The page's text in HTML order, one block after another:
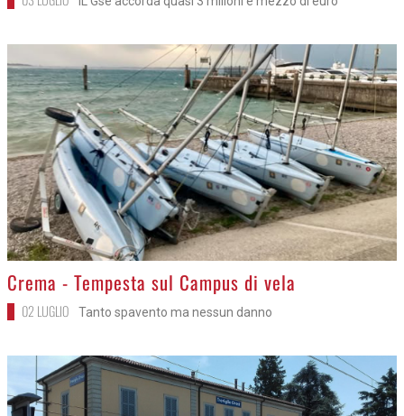
>
Crema - Tempesta sul Campus di vela
02 LUGLIO Tanto spavento ma nessun danno